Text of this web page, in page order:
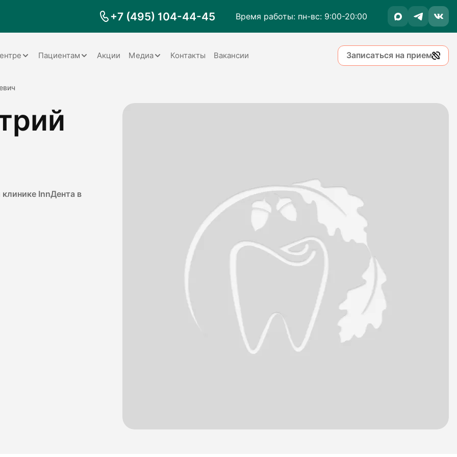
+7 (495) 104-44-45 Время работы: пн-вс: 9:00-20:00
Наши специалисты
Наше оборудование
Пациентам
Запрос справки на налоговый
вычет
Акции Медиа Контакты Вакансии Записаться на прием
InnДента в